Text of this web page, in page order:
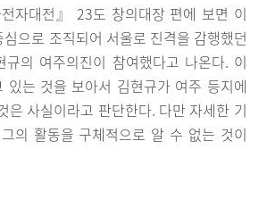
자대전』 23도 창의대장 편에 보면 이
으로 조직되어 서울로 진격을 감행했던
규의 여주의진이 참여했다고 나온다. 이
있는 것을 보아서 김현규가 여주 등지에
은 사실이라고 판단한다. 다만 자세한 기
의 활동을 구체적으로 알 수 없는 것이